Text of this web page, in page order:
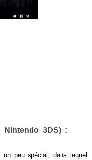
Nintendo 3DS) :
peu spécial, dans lequel